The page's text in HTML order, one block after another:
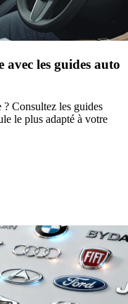
les guides auto
Consultez les guides
le plus adapté à votre